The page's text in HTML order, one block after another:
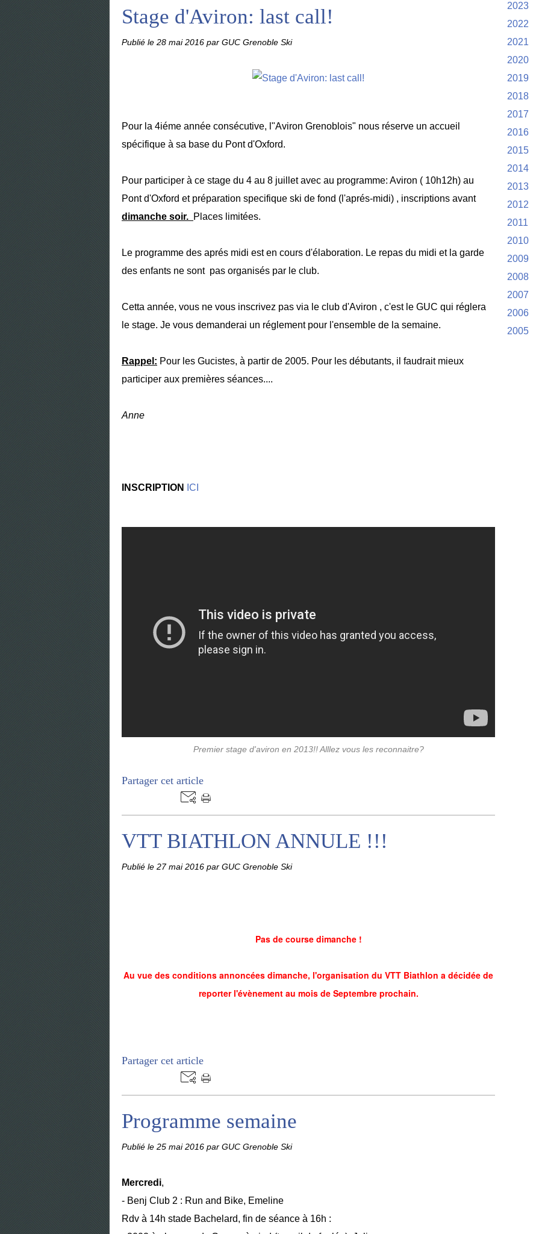
Stage d'Aviron: last call!
Publié le 28 mai 2016 par GUC Grenoble Ski
Pour la 4iéme année consécutive, l"Aviron Grenoblois" nous réserve un accueil
spécifique à sa base du Pont d'Oxford.
Pour participer à ce stage du 4 au 8 juillet avec au programme: Aviron ( 10h12h) au
Pont d'Oxford et préparation specifique ski de fond (l'aprés-midi) , inscriptions avant
dimanche soir. Places limitées.
Le programme des aprés midi est en cours d'élaboration. Le repas du midi et la garde
des enfants ne sont pas organisés par le club.
Cetta année, vous ne vous inscrivez pas via le club d'Aviron , c'est le GUC qui réglera
le stage. Je vous demanderai un réglement pour l'ensemble de la semaine.
Rappel: Pour les Gucistes, à partir de 2005. Pour les débutants, il faudrait mieux
participer aux premières séances....
Anne
INSCRIPTION ICI
Premier stage d'aviron en 2013!! Alllez vous les reconnaitre?
Partager cet article
VTT BIATHLON ANNULE !!!
Publié le 27 mai 2016 par GUC Grenoble Ski
Pas de course dimanche !
Au vue des conditions annoncées dimanche, l'organisation du VTT Biathlon a décidée de
reporter l'évènement au mois de Septembre prochain.
Partager cet article
Programme semaine
Publié le 25 mai 2016 par GUC Grenoble Ski
Mercredi,
- Benj Club 2 : Run and Bike, Emeline
Rdv à 14h stade Bachelard, fin de séance à 16h :
2023
2022
2021
2020
2019
2018
2017
2016
2015
2014
2013
2012
2011
2010
2009
2008
2007
2006
2005